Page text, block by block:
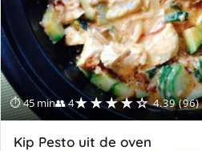
⏱ 45 min👥 4★★★★☆ 4.39 (96)
Kip Pesto uit de oven